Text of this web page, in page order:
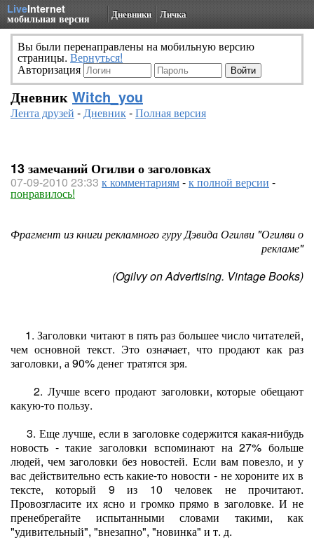
LiveInternet
мобильная версия Дневники Личка
Вы были перенаправлены на мобильную версию
страницы. Вернуться!
Авторизация
Дневник Witch_you
Лента друзей -Дневник-Полная версия
13 замечаний Огилви о заголовках
07-09-2010 23:33 к комментариям-к полной версии -
понравилось!
Фрагмент из книги рекламного гуру Дэвида Огилви "Огилви о
рекламе"
(Ogilvy on Advertising. Vintage Books)
1. Заголовки читают в пять раз большее число читателей,
чем основной текст. Это означает, что продают как раз
заголовки, а 90% денег тратятся зря.
2. Лучше всего продают заголовки, которые обещают
какую-то пользу.
3. Еще лучше, если в заголовке содержится какая-нибудь
новость - такие заголовки вспоминают на 27% больше
людей, чем заголовки без новостей. Если вам повезло, и у
вас действительно есть какие-то новости - не хороните их в
тексте, который 9 из 10 человек не прочитают.
Провозгласите их ясно и громко прямо в заголовке. И не
пренебрегайте испытанными словами такими, как
"удивительный", "внезапно", "новинка" и т. д.